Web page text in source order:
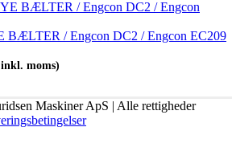
BÆLTER / Engcon DC2 / Engcon EC209
inkl. moms)
Maskiner ApS | Alle rettigheder